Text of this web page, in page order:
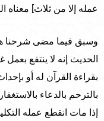
عمله إلا من ثلاث] معناه
وسبق فيما مضى شرحنا
الحديث إنه لا ينتفع بعمل
بقراءة القرآن له أو
بالترحم بالدعاء
إذا مات انقطع عمله